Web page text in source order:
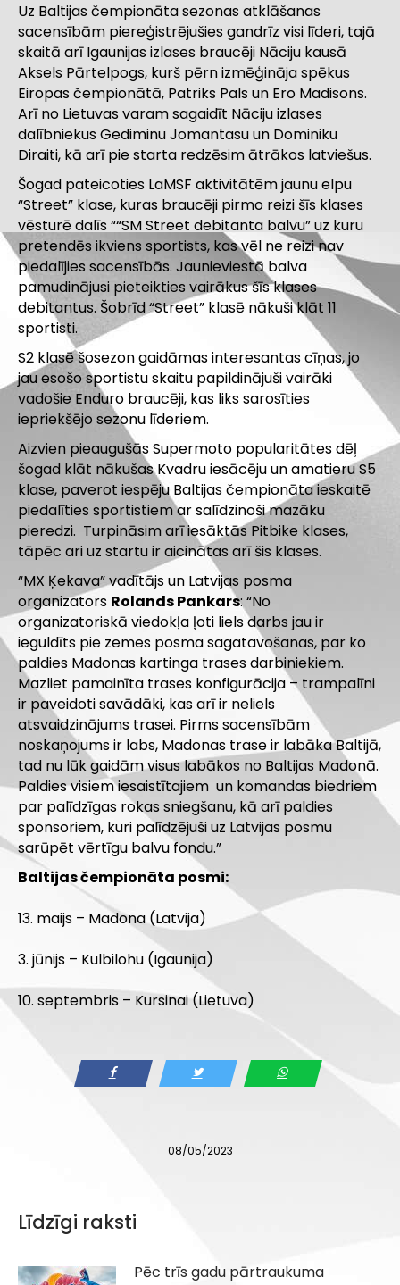
Uz Baltijas čempionāta sezonas atklāšanas
sacensībām piereģistrējušies gandrīz visi līderi, tajā
skaitā arī Igaunijas izlases braucēji Nāciju kausā
Aksels Pārtelpogs, kurš pērn izmēģināja spēkus
Eiropas čempionātā, Patriks Pals un Ero Madisons.
Arīno Lietuvas varam sagaidīt Nāciju izlases
dalībniekus Gediminu Jomantasu un Dominiku
Diraiti, kā arī pie starta redzēsim ātrākos latviešus.
Šogad pateicoties LaMSF aktivitātēm jaunu elpu
“Street” klase, kuras braucēji pirmo reizi šīs klases
vēsturē dalīs ““SM Street debitanta balvu” uz kuru
pretendēs ikviens sportists, kas vēl ne reizi nav
piedalījies sacensībās. Jaunieviestā balva
pamudinājusi pieteikties vairākus šīs klases
debitantus. Šobrīd “Street” klasē nākuši klāt 11
sportisti.
S2 klasē šosezon gaidāmas interesantas cīņas, jo
jau esošo sportistu skaitu papildinājuši vairāki
vadošie Enduro braucēji, kas liks sarosīties
iepriekšējo sezonu līderiem.
Aizvien pieaugušās Supermoto popularitātes dēļ
šogad klāt nākušas Kvadru iesācēju un amatieru S5
klase, paverot iespēju Baltijas čempionāta ieskaitē
piedalīties sportistiem ar salīdzinoši mazāku
pieredzi. Turpināsim arī iesāktās Pitbike klases,
tāpēc ari uz startu ir aicinātas arī šis klases.
“MX Ķekava” vadītājs un Latvijas posma
organizators Rolands Pankars: “No
organizatoriskā viedokļa ļoti liels darbs jau ir
ieguldīts pie zemes posma sagatavošanas, par ko
paldies Madonas kartinga trases darbiniekiem.
Mazliet pamainīta trases konfigurācija – trampalīni
ir paveidoti savādāki, kas arī ir neliels
atsvaidzinājums trasei. Pirms sacensībām
noskaņojums ir labs, Madonas trase ir labāka Baltijā,
tad nu lūk gaidām visus labākos no Baltijas Madonā.
Paldies visiem iesaistītajiem un komandas biedriem
par palīdzīgas rokas sniegšanu, kā arī paldies
sponsoriem, kuri palīdzējuši uz Latvijas posmu
sarūpēt vērtīgu balvu fondu.”
Baltijas čempionāta posmi:
13. maijs – Madona (Latvija)
3. jūnijs – Kulbilohu (Igaunija)
10. septembris – Kursinai (Lietuva)
08/05/2023
Līdzīgi raksti
Pēc trīs gadu pārtraukuma